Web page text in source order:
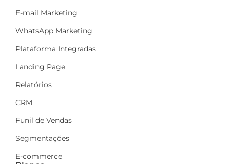
E-mail Marketing
WhatsApp Marketing
Plataforma Integradas
Landing Page
Relatórios
CRM
Funil de Vendas
Segmentações
E-commerce